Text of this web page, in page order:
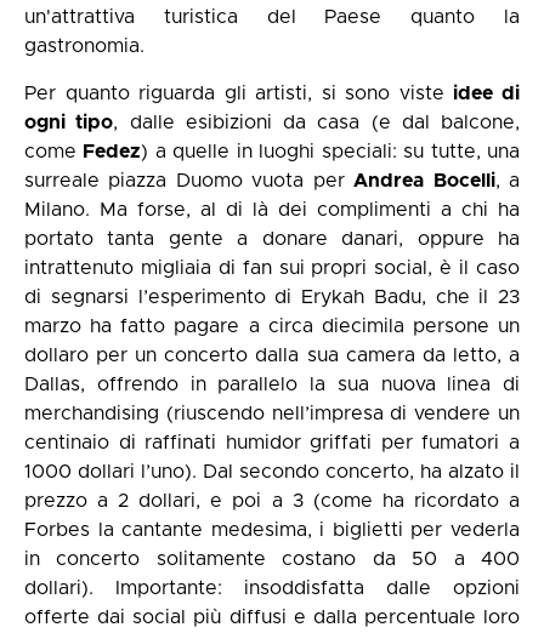
un'attrattiva turistica del Paese quanto la
gastronomia.
Per quanto riguarda gli artisti, si sono viste idee di
ogni tipo, dalle esibizioni da casa (e dal balcone,
come Fedez) a quelle in luoghi speciali: su tutte, una
surreale piazza Duomo vuota perAndrea Bocelli, a
Milano. Ma forse, al di là dei complimenti a chi ha
portato tanta gente a donare danari, oppure ha
intrattenuto migliaia di fan sui propri social, è il caso
di segnarsi l’esperimento di Erykah Badu, che il 23
marzo ha fatto pagare a circa diecimila persone un
dollaro per un concerto dalla sua camera da letto, a
Dallas, offrendo in parallelo la sua nuova linea di
merchandising (riuscendo nell’impresa di vendere un
centinaio di raffinati humidor griffati per fumatori a
1000 dollari l’uno). Dal secondo concerto, ha alzato il
prezzo a 2 dollari, e poi a 3 (come ha ricordato a
Forbes la cantante medesima, i biglietti per vederla
in concerto solitamente costano da 50 a 400
dollari). Importante: insoddisfatta dalle opzioni
offerte dai social più diffusi e dalla percentuale loro